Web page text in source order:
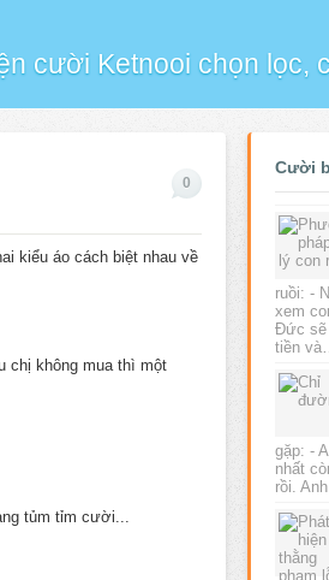
cười Ketnooi chọn lọc,
0
kiểu áo cách biệt nhau về
chị không mua thì một
tủm tỉm cười...
Cười
ruồi: -
xem
Đức sẽ
tiền
gặp: -
nhất
rồi.